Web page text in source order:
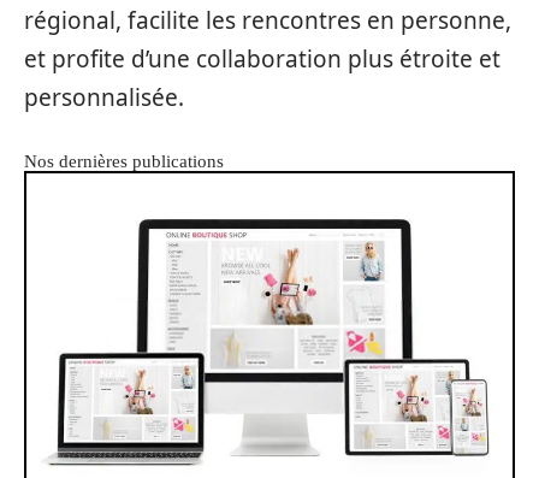
régional, facilite les rencontres en personne,
et profite d’une collaboration plus étroite et
personnalisée.
Nos dernières publications